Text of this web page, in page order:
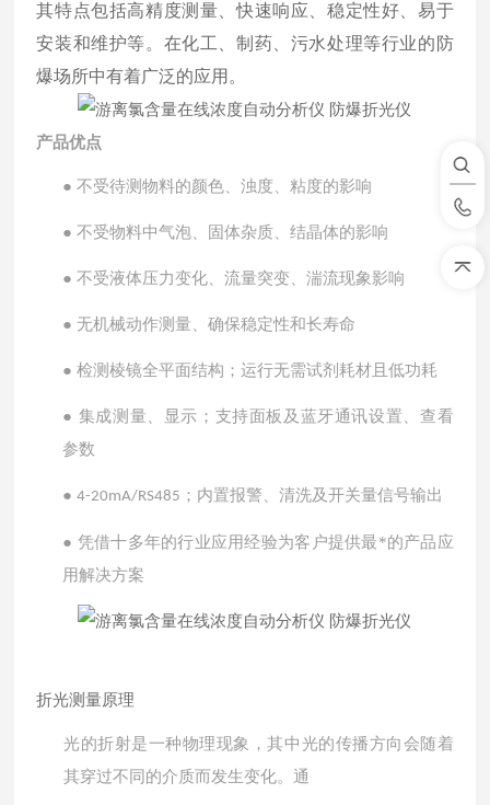
其特点包括高精度测量、快速响应、稳定性好、易于
安装和维护等。在化工、制药、污水处理等行业的防
爆场所中有着广泛的应用。
产品优点
●不受待测物料的颜色、浊度、粘度的影响
●不受物料中气泡、固体杂质、结晶体的影响
●不受液体压力变化、流量突变、湍流现象影响
● 无机械动作测量、确保稳定性和长寿命
●检测棱镜全平面结构；运行无需试剂耗材且低功耗
● 集成测量、显示；支持面板及蓝牙通讯设置、查看
参数
●4-20mA/RS485 ；内置报警、清洗及开关量信号输出
● 凭借十多年的行业应用经验为客户提供最*的产品应
用解决方案
折光测量原理
光的折射是一种物理现象，其中光的传播方向会随着
其穿过不同的介质而发生变化。通